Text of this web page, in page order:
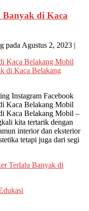
Banyak di Kaca
pada Agustus 2, 2023 |
Kaca Belakang Mobil
Instagram Facebook
Kaca Belakang Mobil
Kaca Belakang Mobil –
kita tertarik dengan
interior dan eksterior
tetapi juga dari segi
Terlalu Banyak di